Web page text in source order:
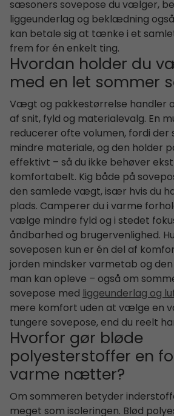
sæsoners sovepose du vælger,
liggeunderlag og beklædning
kan betale sig at tænke i et
frem for én enkelt ting.
Hvordan holder du
med en let sommer
Vægt og pakkestørrelse handler
af snit, fyld og materialevalg. En
reducerer ofte volumen, fordi der
mindre materiale, og den holder
effektivt – så du ikke behøver
komfortabelt. Kig både på
den samlede vægt, især hvis du
plads. Camperer du i varme
vælge mindre fyld og i stedet
åndbarhed og brugervenlighed.
soveposen kun er én del af
jorden mindsker varmetab og den
man kan opleve – også om
sovepose medliggeunderlag og
mere komfort uden at vælge en
tungere sovepose, end du reelt
Hvorfor gør bløde
polyesterstoffer en
varme nætter?
Om sommeren betyder
meget som isoleringen. Blød